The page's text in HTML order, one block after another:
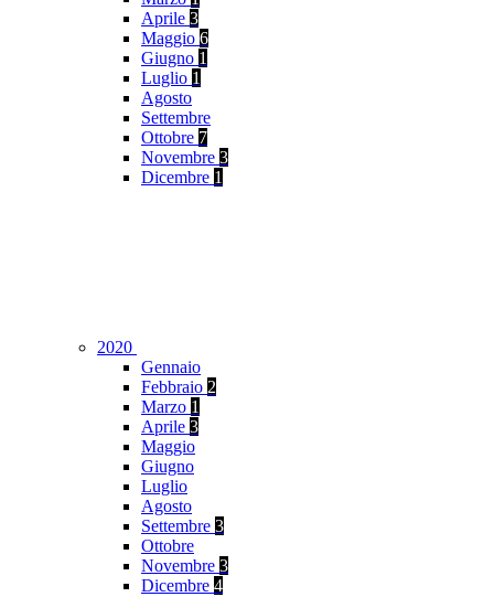
Aprile 3
Maggio 6
Giugno 1
Luglio 1
Agosto
Settembre
Ottobre 7
Novembre 3
Dicembre 1
2020
Gennaio
Febbraio 2
Marzo 1
Aprile 3
Maggio
Giugno
Luglio
Agosto
Settembre 3
Ottobre
Novembre 3
Dicembre 4